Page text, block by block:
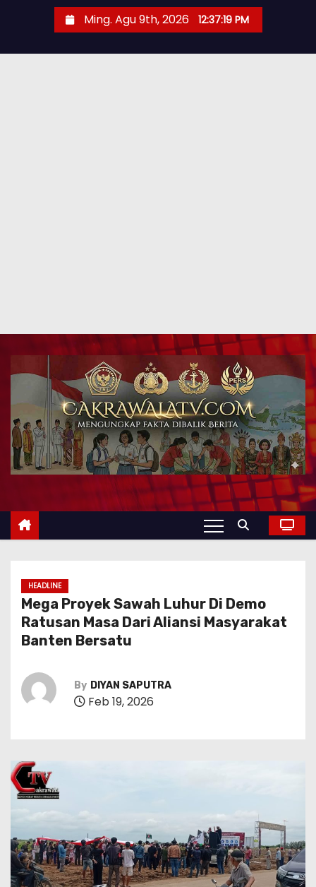
Ming. Agu 9th, 2026 12:37:20 PM
HEADLINE
Mega Proyek Sawah Luhur Di Demo
Ratusan Masa Dari Aliansi Masyarakat
Banten Bersatu
By DIYAN SAPUTRA
Feb 19, 2026